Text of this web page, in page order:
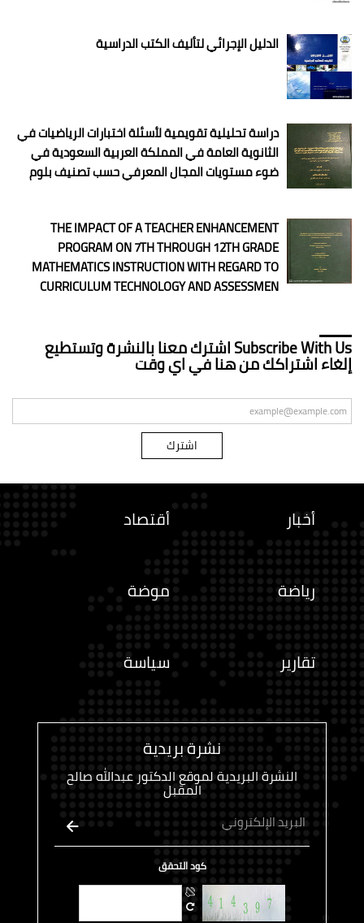
الدليل اﻹجرائي لتأليف الكتب الدراسية
دراسة تحليلية تقويمية لأسئلة اختبارات الرياضيات في
الثانوية العامة في المملكة العربية السعودية في
ضوء مستويات المجال المعرفي حسب تصنيف بلوم
THE IMPACT OF A TEACHER ENHANCEMENT
PROGRAM ON 7TH THROUGH 12TH GRADE
MATHEMATICS INSTRUCTION WITH REGARD TO
CURRICULUM TECHNOLOGY AND ASSESSMEN
Subscribe With Us اشترك معنا بالنشرة وتستطيع
إلغاء اشتراكك من هنا في اي وقت
كود التحقق
اشترك
أخبار أقتصاد
رياضة موضة
تقارير سياسة
نشرة بريدية
النشرة البريدية لموقع الدكتور عبدالله صالح
المقبل